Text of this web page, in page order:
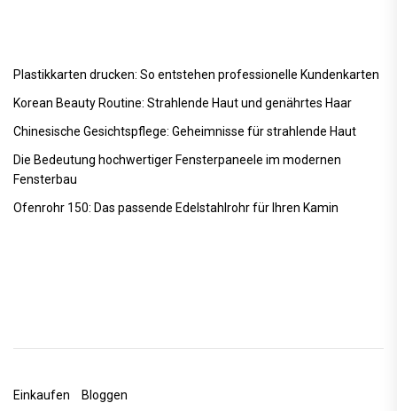
Plastikkarten drucken: So entstehen professionelle Kundenkarten
Korean Beauty Routine: Strahlende Haut und genährtes Haar
Chinesische Gesichtspflege: Geheimnisse für strahlende Haut
Die Bedeutung hochwertiger Fensterpaneele im modernen
Fensterbau
Ofenrohr 150: Das passende Edelstahlrohr für Ihren Kamin
Einkaufen Bloggen